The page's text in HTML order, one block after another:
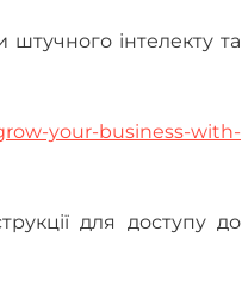
інтелекту та
your-business-with-
для доступу до